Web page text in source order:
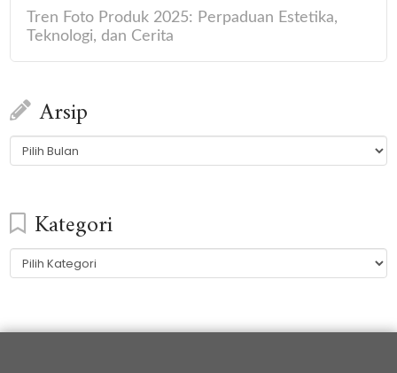
Tren Foto Produk 2025: Perpaduan Estetika,
Teknologi, dan Cerita
Arsip
Arsip
Kategori
Kategori